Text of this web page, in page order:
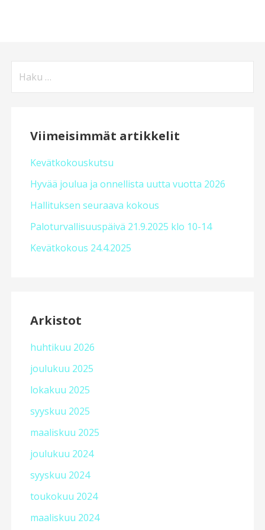
Viimeisimmät artikkelit
Kevätkokouskutsu
Hyvää joulua ja onnellista uutta vuotta 2026
Hallituksen seuraava kokous
Paloturvallisuuspäivä 21.9.2025 klo 10-14
Kevätkokous 24.4.2025
Arkistot
huhtikuu 2026
joulukuu 2025
lokakuu 2025
syyskuu 2025
maaliskuu 2025
joulukuu 2024
syyskuu 2024
toukokuu 2024
maaliskuu 2024